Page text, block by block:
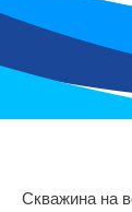
Скважина на